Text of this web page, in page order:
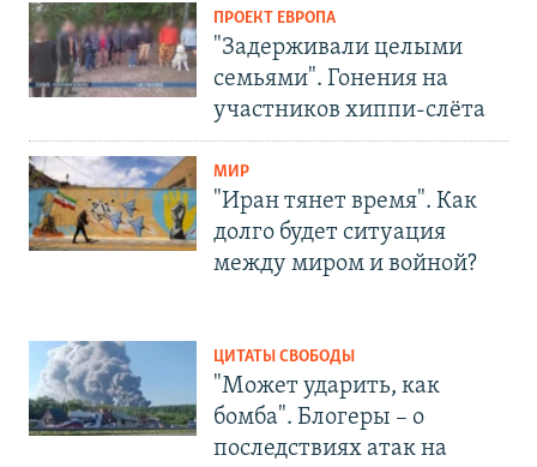
ПРОЕКТ ЕВРОПА
"Задерживали целыми
семьями". Гонения на
участников хиппи-слёта
МИР
"Иран тянет время". Как
долго будет ситуация
между миром и войной?
ЦИТАТЫ СВОБОДЫ
"Может ударить, как
бомба". Блогеры – о
последствиях атак на